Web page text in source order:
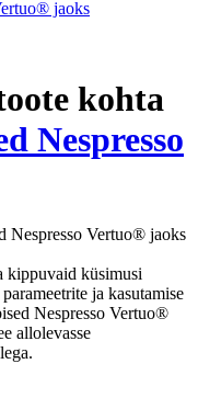
jaoks
kohta
Nespresso
Nespresso Vertuo® jaoks
kippuvaid küsimusi
ja kasutamise
Nespresso Vertuo®
allolevasse